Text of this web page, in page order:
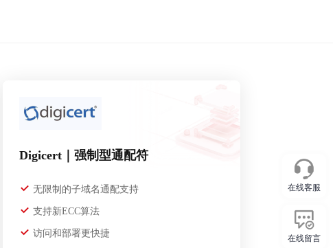
Digicert｜强制型通配符
无限制的子域名通配支持
支持新ECC算法
访问和部署更快捷
在线客服
在线留言